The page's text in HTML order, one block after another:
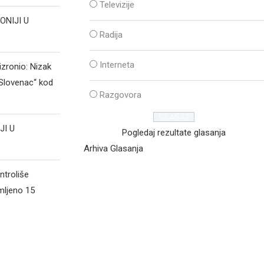
U
Nizak
kod
U
15
Televizije
Radija
Interneta
Razgovora
Pogledaj rezultate glasanja
Arhiva Glasanja